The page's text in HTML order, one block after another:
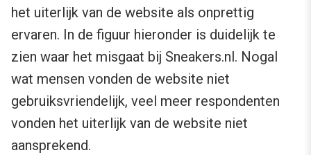
het uiterlijk van de website als onprettig
ervaren. In de figuur hieronder is duidelijk te
zien waar het misgaat bij Sneakers.nl. Nogal
wat mensen vonden de website niet
gebruiksvriendelijk, veel meer respondenten
vonden het uiterlijk van de website niet
aansprekend.